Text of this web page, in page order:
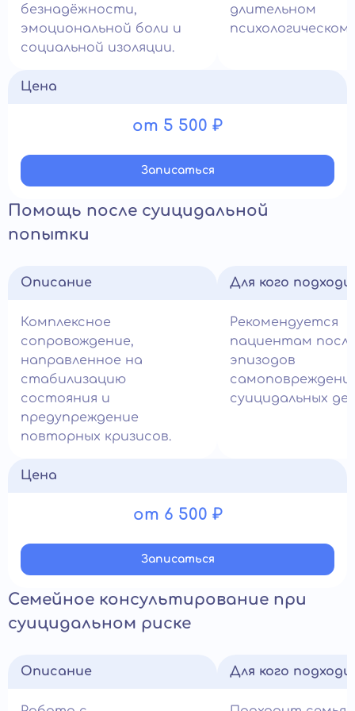
безнадёжности,
эмоциональной боли и
социальной изоляции.
длительном
психологическом
Цена
от 5 500 ₽
Записатьcя
Помощь после суицидальной
попытки
Описание
Комплексное
сопровождение,
направленное на
стабилизацию
состояния и
предупреждение
повторных кризисов.
Для кого
Рекомендуется
пациентам
эпизодов
суицидальных
Цена
от 6 500 ₽
Записатьcя
Семейное консультирование при
суицидальном риске
Описание Для кого